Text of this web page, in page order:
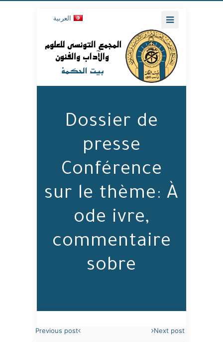
العربية
Dossier de
presse
Conférence
sur le thème: À
ode ivre,
commentaire
sobre
Previous post Next post